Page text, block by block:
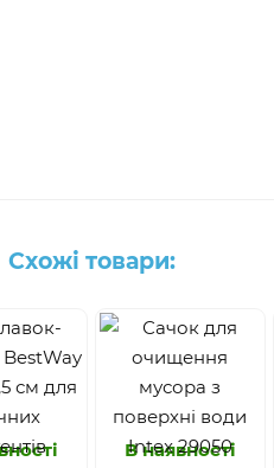
Схожі товари:
В наявності